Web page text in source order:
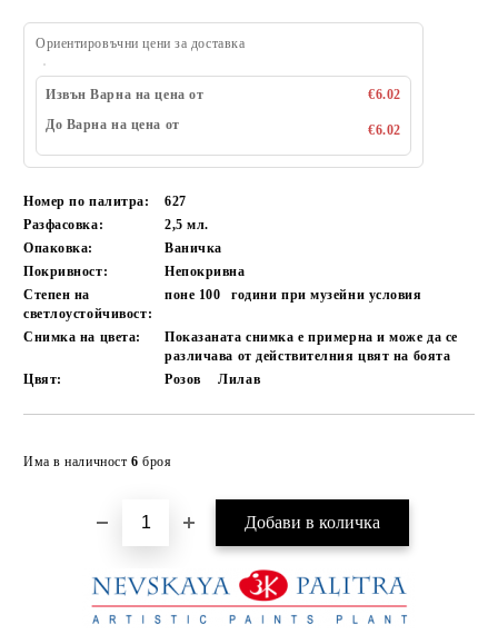
Ориентировъчни цени за доставка
Извън Варна на цена от
€6.02
До Варна на цена от
€6.02
Номер по палитра:
627
Разфасовка:
2,5 мл.
Опаковка:
Ваничка
Покривност:
Непокривна
Степен на
светлоустойчивост:
поне 100 години при музейни условия
Снимка на цвета:
Показаната снимка е примерна и може да се
различава от действителния цвят на боята
Цвят:
Розов Лилав
Има в наличност 6 броя